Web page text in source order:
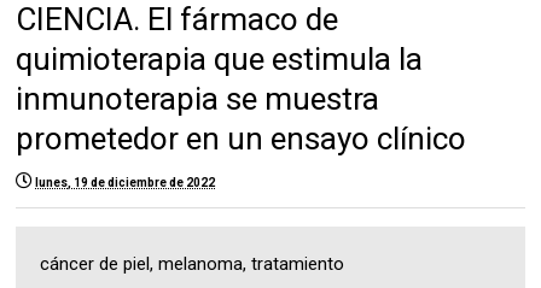
CIENCIA. El fármaco de
quimioterapia que estimula la
inmunoterapia se muestra
prometedor en un ensayo clínico
lunes, 19 de diciembre de 2022
cáncer de piel, melanoma, tratamiento